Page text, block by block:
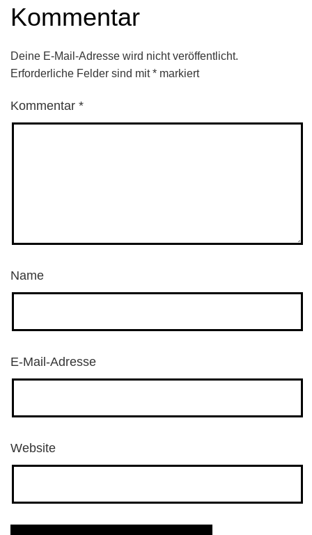
Kommentar
Deine E-Mail-Adresse wird nicht veröffentlicht.
Erforderliche Felder sind mit* markiert
Kommentar *
Name
E-Mail-Adresse
Website